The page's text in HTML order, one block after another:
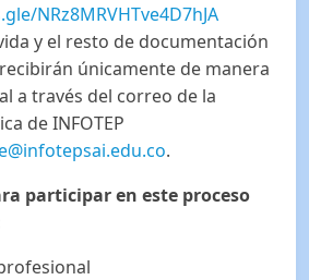
NRz8MRVHTve4D7hJA
y el resto de documentación
únicamente de manera
a través del correo de la
de INFOTEP
.
participar en este proceso